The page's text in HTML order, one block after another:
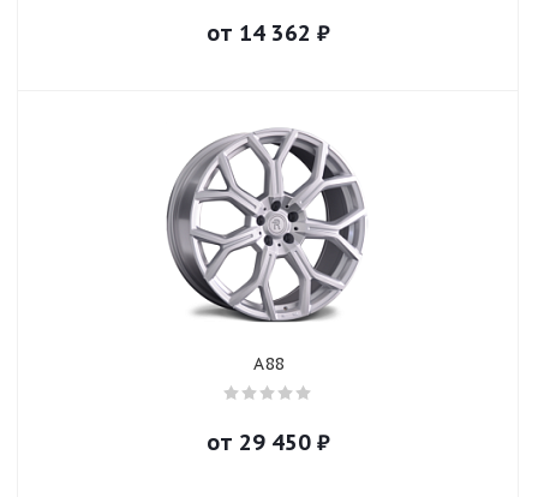
от 14 362 ₽
A88
от 29 450₽